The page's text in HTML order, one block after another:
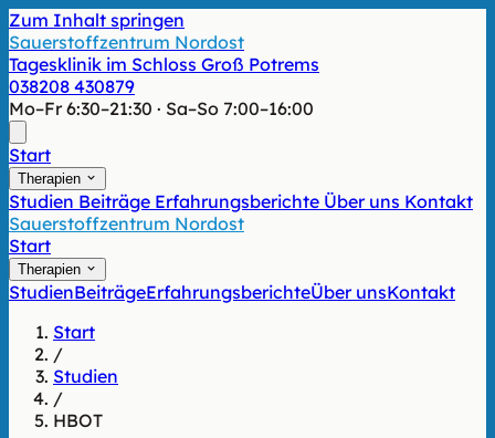
Zum Inhalt springen
Sauerstoffzentrum Nordost
Tagesklinik im Schloss Groß Potrems
038208 430879
Mo–Fr 6:30–21:30 · Sa–So 7:00–16:00
Start
Therapien
Studien Beiträge Erfahrungsberichte Über uns Kontakt
Sauerstoffzentrum Nordost
Start
Therapien
StudienBeiträgeErfahrungsberichteÜber unsKontakt
Start
/
Studien
/
HBOT